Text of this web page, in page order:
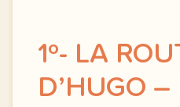
1º- LA
D’HUGO